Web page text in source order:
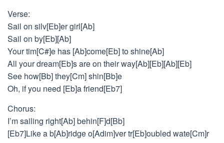
Verse:
Sail on silv[Eb]er girl[Ab]
Sail on by[Eb][Ab]
Your tim[C#]e has [Ab]come[Eb] to shine[Ab]
All your dream[Eb]s are on their way[Ab][Eb][Ab][Eb]
See how[Bb] they[Cm] shin[Bb]e
Oh, if you need [Eb]a friend[Eb7]
Chorus:
I’m sailing right[Ab] behin[F]d[Bb]
[Eb7]Like a b[Ab]ridge o[Adim]ver tr[Eb]oubled wate[Cm]r